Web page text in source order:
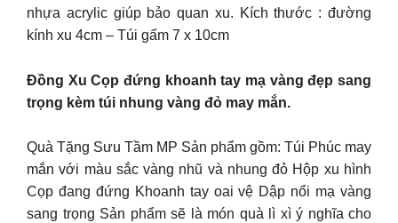
nhựa acrylic giúp bảo quan xu. Kích thước : đường
kính xu 4cm – Túi gấm 7 x 10cm
Đồng Xu Cọp đứng khoanh tay mạ vàng đẹp sang
trọng kèm túi nhung vàng đỏ may mắn.
Quà Tặng Sưu Tầm MP Sản phẩm gồm: Túi Phúc may
mắn với màu sắc vàng nhũ và nhung đỏ Hộp xu hình
Cọp đang đứng Khoanh tay oai vệ Dập nổi mạ vàng
sang trọng Sản phẩm sẽ là món quà lì xì ý nghĩa cho